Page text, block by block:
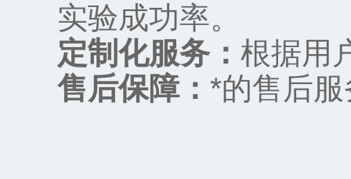
实验成功率。
定制化服务： 根据用
售后保障： *的售后